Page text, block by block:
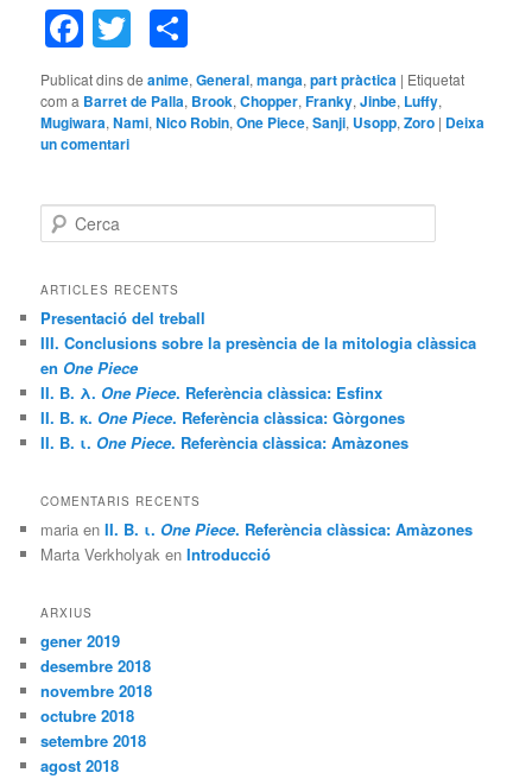
Facebook
Twitter
Publicat dins de anime,General,manga,part pràctica | Etiquetat
com a Barret de Palla, Brook,Chopper,Franky,Jinbe, Luffy,
Mugiwara,Nami,Nico Robin,One Piece,Sanji, Usopp,Zoro | Deixa
un comentari
e
c
ARTICLES RECENTS
Presentació del treball
III. Conclusions sobre la presència de la mitologia clàssica
en One Piece
II. B. λ. One Piece. Referència clàssica: Esfinx
II. B. κ. One Piece. Referència clàssica: Gòrgones
II. B. ι. One Piece. Referència clàssica: Amàzones
COMENTARIS RECENTS
maria enII. B. ι. One Piece. Referència clàssica: Amàzones
Marta Verkholyak enIntroducció
ARXIUS
gener 2019
desembre 2018
novembre 2018
octubre 2018
setembre 2018
agost 2018